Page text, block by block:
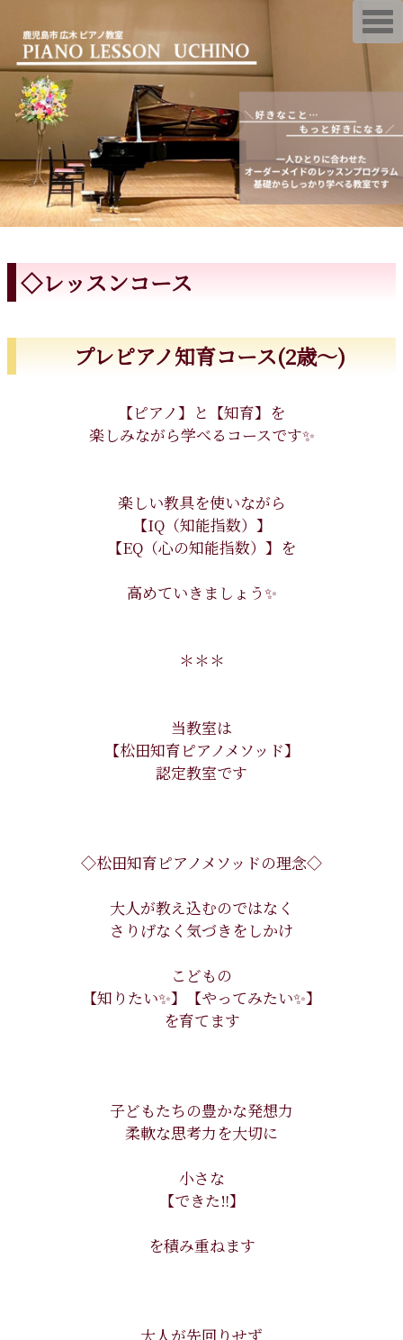
◇レッスンコース
プレピアノ知育コース(2歳〜)
【ピアノ】と【知育】を
楽しみながら学べるコースです✨
楽しい教具を使いながら
【IQ（知能指数）】
【EQ（心の知能指数）】を
高めていきましょう✨
＊＊＊
当教室は
【松田知育ピアノメソッド】
認定教室です
◇松田知育ピアノメソッドの理念◇
大人が教え込むのではなく
さりげなく気づきをしかけ
こどもの​
【知りたい✨】【やってみたい✨】
を育てます
子どもたちの豊かな発想力
柔軟な思考力を大切に
小さな
【でき​た‼️】
を積み重ねます
大人が先回りせず
T
o
g
v
i
a
t
i
o